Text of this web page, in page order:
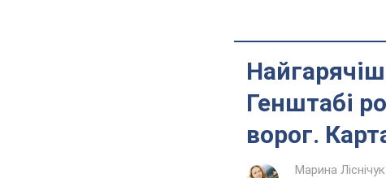
Генштабі
ворог.
Марина Ліснічук